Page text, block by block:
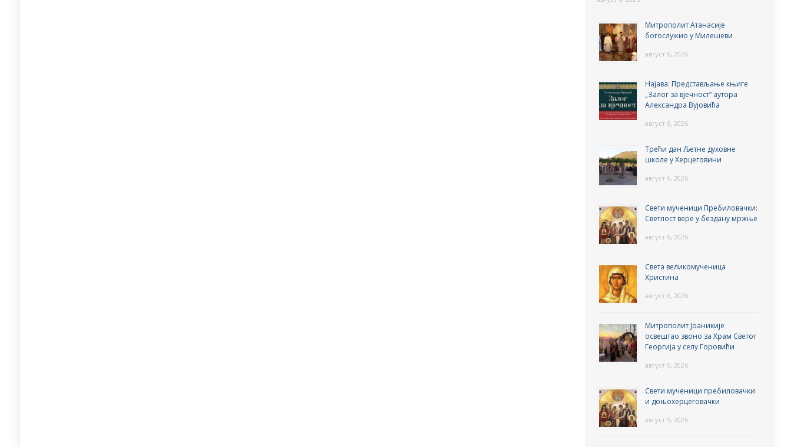
Митрополит Атанасије
богослужио у Милешеви
август 6, 2026
Најава: Представљање књиге
„Залог за вјечност“ аутора
Александра Вујовића
август 6, 2026
Трећи дан Љетне духовне
школе у Херцеговини
август 6, 2026
Свети мученици Пребиловачки:
Светлост вере у бездану мржње
август 6, 2026
Света великомученица
Христина
август 6, 2026
Митрополит Јоаникије
освештао звоно за Храм Светог
Георгија у селу Горовићи
август 6, 2026
Свети мученици пребиловачки
и доњохерцеговачки
август 5, 2026